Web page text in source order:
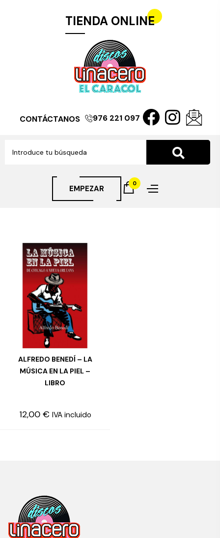
TIENDA ONLINE
CONTÁCTANOS 976 221 097
EMPEZAR
0
AÑADIR AL CARRITO
ALFREDO BENEDÍ – LA
MÚSICA EN LA PIEL –
LIBRO
12,00 € IVA incluido